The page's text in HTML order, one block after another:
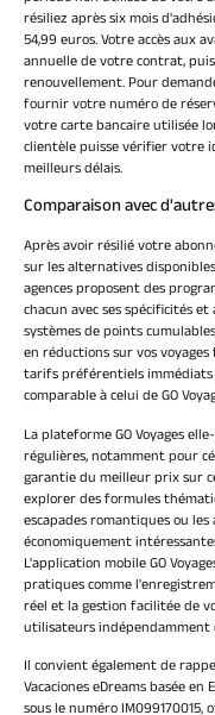
résiliez après six mois
54,99 euros. Votre accès aux
annuelle de votre contrat,
renouvellement. Pour
fournir votre numéro de
votre carte bancaire utilisée
clientèle puisse vérifier votre
meilleurs délais.
Comparaison avec
Après avoir résilié votre
sur les alternatives
agences proposent des
chacun avec ses spécificités
systèmes de points
en réductions sur vos
tarifs préférentiels
comparable à celui de GO
La plateforme GO Voyages
régulières, notamment pour
garantie du meilleur prix sur
explorer des formules
escapades romantiques ou
économiquement
L'application mobile GO
pratiques comme
réel et la gestion facilitée de
utilisateurs
Il convient également de
Vacaciones eDreams basée